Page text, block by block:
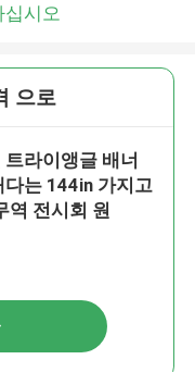
십시오
으로
라이앵글 배너
다는 144in 가지고
역 전시회 원